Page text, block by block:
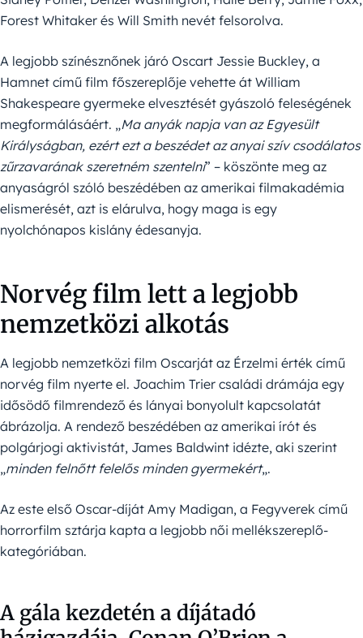
Forest Whitaker és Will Smith nevét felsorolva.
A legjobb színésznőnek járó Oscart Jessie Buckley, a
Hamnet című film főszereplője vehette át William
Shakespeare gyermeke elvesztését gyászoló feleségének
megformálásáért. „Ma anyák napja van az Egyesült
Királyságban, ezért ezt a beszédet az anyai szív csodálatos
zűrzavarának szeretném szentelni” – köszönte meg az
anyaságról szóló beszédében az amerikai filmakadémia
elismerését, azt is elárulva, hogy maga is egy
nyolchónapos kislány édesanyja.
Norvég film lett a legjobb
nemzetközi alkotás
A legjobb nemzetközi film Oscarját az Érzelmi érték című
norvég film nyerte el. Joachim Trier családi drámája egy
idősödő filmrendező és lányai bonyolult kapcsolatát
ábrázolja. A rendező beszédében az amerikai írót és
polgárjogi aktivistát, James Baldwint idézte, aki szerint
„minden felnőtt felelős minden gyermekért„.
Az este első Oscar-díját Amy Madigan, a Fegyverek című
horrorfilm sztárja kapta a legjobb női mellékszereplő-
kategóriában.
A gála kezdetén a díjátadó